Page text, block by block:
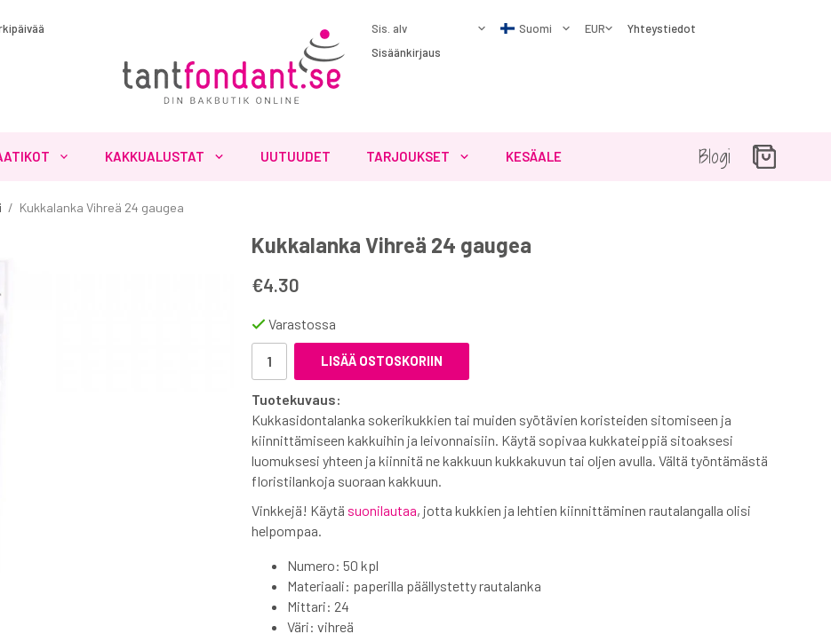
Yhteystiedot
Sisäänkirjaus
KAKKUALUSTAT UUTUUDET TARJOUKSET KESÄALE Blogi
/ Kukkalanka Vihreä 24 gaugea
Kukkalanka Vihreä 24 gaugea
€4.30
Varastossa
LISÄÄ OSTOSKORIIN
Tuotekuvaus:
Kukkasidontalanka sokerikukkien tai muiden syötävien koristeiden sitomiseen ja
kiinnittämiseen kakkuihin ja leivonnaisiin. Käytä sopivaa kukkateippiä sitoaksesi
luomuksesi yhteen ja kiinnitä ne kakkuun kukkakuvun tai oljen avulla. Vältä työntämästä
floristilankoja suoraan kakkuun.
Vinkkejä! Käytä suonilautaa, jotta kukkien ja lehtien kiinnittäminen rautalangalla olisi
helpompaa.
Numero: 50 kpl
Materiaali: paperilla päällystetty rautalanka
Mittari: 24
Väri: vihreä